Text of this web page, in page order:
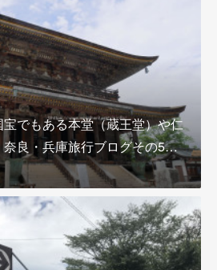
でもある本堂（蔵王堂）や仁
奈良・兵庫旅行ブログその5…